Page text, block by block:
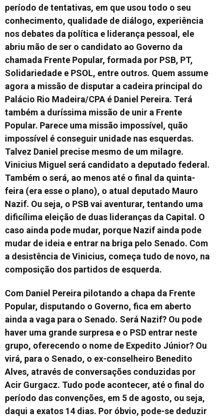
período de tentativas, em que usou todo o seu
conhecimento, qualidade de diálogo, experiência
nos debates da política e liderança pessoal, ele
abriu mão de ser o candidato ao Governo da
chamada Frente Popular, formada por PSB, PT,
Solidariedade e PSOL, entre outros. Quem assume
agora a missão de disputar a cadeira principal do
Palácio Rio Madeira/CPA é Daniel Pereira. Terá
também a duríssima missão de unir a Frente
Popular. Parece uma missão impossível, quão
impossível é conseguir unidade nas esquerdas.
Talvez Daniel precise mesmo de um milagre.
Vinicius Miguel será candidato a deputado federal.
Também o será, ao menos até o final da quinta-
feira (era esse o plano), o atual deputado Mauro
Nazif. Ou seja, o PSB vai aventurar, tentando uma
dificílima eleição de duas lideranças da Capital. O
caso ainda pode mudar, porque Nazif ainda pode
mudar de ideia e entrar na briga pelo Senado. Com
a desistência de Vinicius, começa tudo de novo, na
composição dos partidos de esquerda.
Com Daniel Pereira pilotando a chapa da Frente
Popular, disputando o Governo, fica em aberto
ainda a vaga para o Senado. Será Nazif? Ou pode
haver uma grande surpresa e o PSD entrar neste
grupo, oferecendo o nome de Expedito Júnior? Ou
virá, para o Senado, o ex-conselheiro Benedito
Alves, através de conversações conduzidas por
Acir Gurgacz. Tudo pode acontecer, até o final do
período das convenções, em 5 de agosto, ou seja,
daqui a exatos 14 dias. Por óbvio, pode-se deduzir